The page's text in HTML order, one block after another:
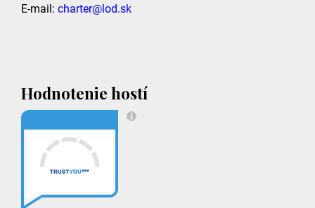
E-mail: charter@lod.sk
Hodnotenie hostí